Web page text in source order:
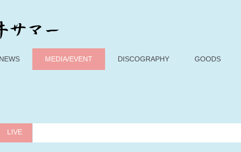
NEWS MEDIA/EVENT DISCOGRAPHY GOODS
LIVE